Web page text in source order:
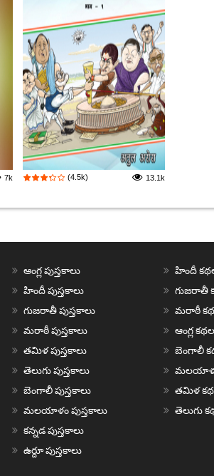
7k (4.5k) 13.1k
ఆంగ్ల పుస్తకాలు
హిందీ పుస్తకాలు
గుజరాతీ పుస్తకాలు
మరాఠీ పుస్తకాలు
తమిళ పుస్తకాలు
తెలుగు పుస్తకాలు
బెంగాలీ పుస్తకాలు
మలయాళం పుస్తకాలు
కన్నడ పుస్తకాలు
ఉర్దూ పుస్తకాలు
హిందీ
గుజరాతీ
మరాఠీ
ఆంగ్ల
బెంగాలీ
తమిళ
తెలుగు